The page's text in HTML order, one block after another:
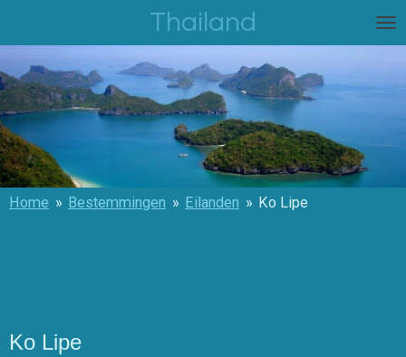
naar
de
hoofdinhoud
Thailand
Home » Bestemmingen » Eilanden » Ko Lipe
Ko Lipe